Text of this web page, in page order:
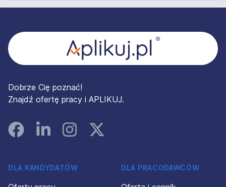
Dobrze Cię poznać!
Znajdź ofertę pracy i APLIKUJ.
FacebookLinked InInstagramInstagram
DLA KANDYDATÓW DLA PRACODAWCÓW